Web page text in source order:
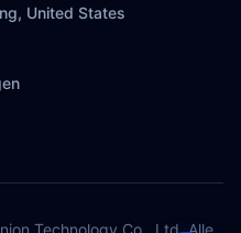
United States
Technology Co., Ltd. Alle